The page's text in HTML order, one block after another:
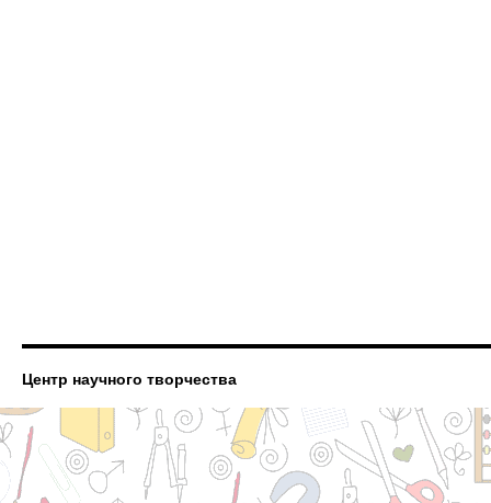
Центр научного творчества